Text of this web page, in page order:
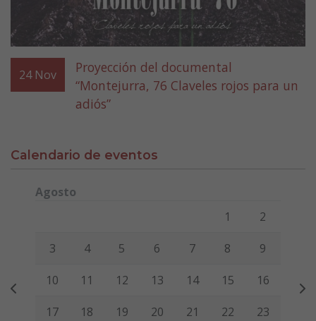
24 Nov
Proyección del documental
“Montejurra, 76 Claveles rojos para un
adiós”
Calendario de eventos
Agosto
Viernes Sábado
1 2
3 4 5 6 7 8 9
10 11 12 13 14 15 16
17 18 19 20 21 22 23